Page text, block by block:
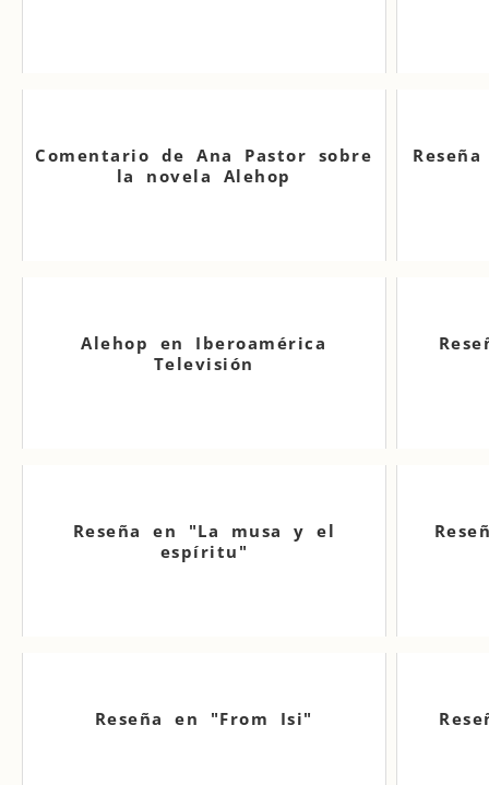
Comentario de Ana Pastor sobre
la novela Alehop
Alehop en Iberoamérica
Televisión
Reseña en "La musa y el
espíritu"
Reseña en "From Isi"